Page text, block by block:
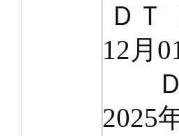
ＤＴ
12月
Ｄ
2025